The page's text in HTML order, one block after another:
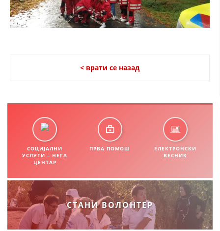
< врати се назад
СОЦИЈАЛНИ
УСЛУГИ – НЕГА
ЦЕНТАР
ПРВА ПОМОШ
ЕЛЕКТРОНСКИ
ВЕСНИК
СТАНИ ВОЛОНТЕР